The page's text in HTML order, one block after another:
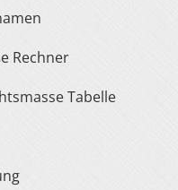
Rechner
Tabelle